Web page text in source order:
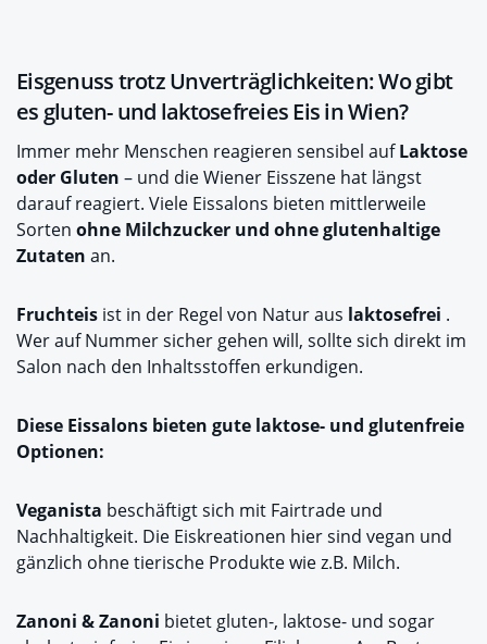
Eisgenuss trotz Unverträglichkeiten: Wo gibt
es gluten- und laktosefreies Eis in Wien?
Immer mehr Menschen reagieren sensibel aufLaktose
oder Gluten – und die Wiener Eisszene hat längst
darauf reagiert. Viele Eissalons bieten mittlerweile
Sorten ohne Milchzucker und ohne glutenhaltige
Zutaten an.
Fruchteis ist in der Regel von Natur aus laktosefrei .
Wer auf Nummer sicher gehen will, sollte sich direkt im
Salon nach den Inhaltsstoffen erkundigen.
Diese Eissalons bieten gute laktose- und glutenfreie
Optionen:
Veganista beschäftigt sich mit Fairtrade und
Nachhaltigkeit. Die Eiskreationen hier sind vegan und
gänzlich ohne tierische Produkte wie z.B. Milch.
Zanoni & Zanoni bietet gluten-, laktose- und sogar